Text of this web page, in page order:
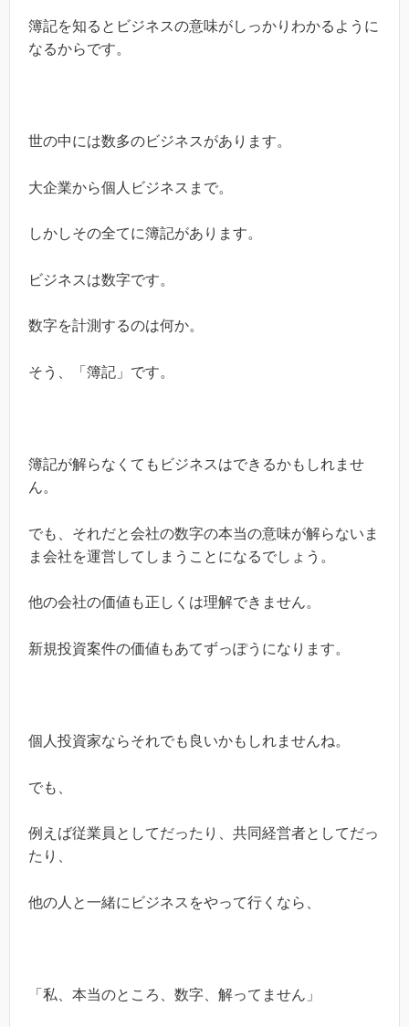
簿記を知るとビジネスの意味がしっかりわかるように
なるからです。
世の中には数多のビジネスがあります。
大企業から個人ビジネスまで。
しかしその全てに簿記があります。
ビジネスは数字です。
数字を計測するのは何か。
そう、「簿記」です。
簿記が解らなくてもビジネスはできるかもしれませ
ん。
でも、それだと会社の数字の本当の意味が解らないま
ま会社を運営してしまうことになるでしょう。
他の会社の価値も正しくは理解できません。
新規投資案件の価値もあてずっぽうになります。
個人投資家ならそれでも良いかもしれませんね。
でも、
例えば従業員としてだったり、共同経営者としてだっ
たり、
他の人と一緒にビジネスをやって行くなら、
「私、本当のところ、数字、解ってません」